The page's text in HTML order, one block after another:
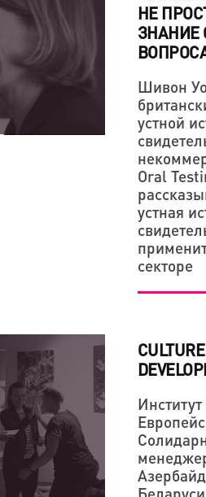
НЕ
ЗНАНИЕ
Шивон
устной
Oral
устная
секторе